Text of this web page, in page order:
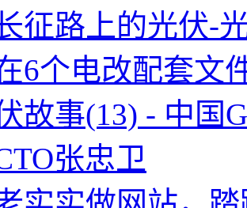
征路上的光伏-
6个电改配套文
故事(13) - 中国
张忠卫